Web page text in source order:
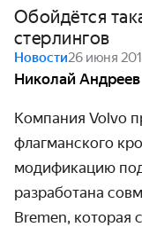
Обойдётся
стерлингов
Новости26 июня
Николай Андреев
Компания Volvo
флагманского
модификацию
разработана
Bremen, которая